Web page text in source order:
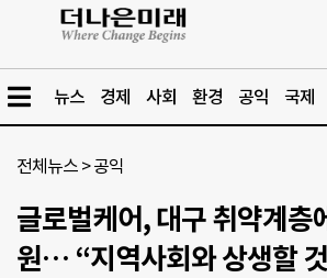
뉴스 경제 사회 환경 공익 국제
전체뉴스 >공익
글로벌케어, 대구 취약계층
원… “지역사회와 상생할